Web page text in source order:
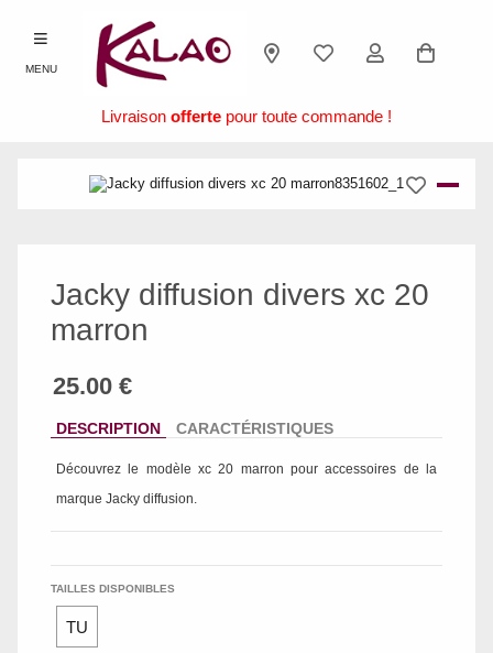
MENU
Livraison offerte pour toute commande !
Jacky diffusion divers xc 20
marron
DESCRIPTION CARACTÉRISTIQUES
Découvrez le modèle xc 20 marron pour accessoires de la
marque Jacky diffusion
TAILLES DISPONIBLES
TU